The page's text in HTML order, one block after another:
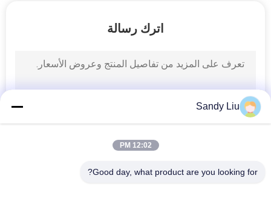
اترك رسالة
Sandy Liu
12:02 PM
Good day, what product are you looking for?